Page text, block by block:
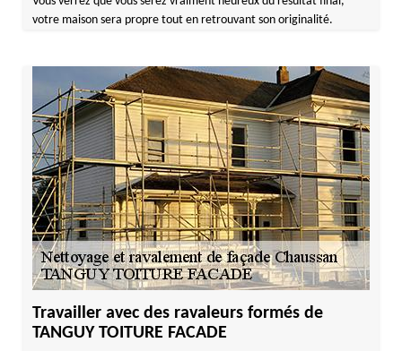
votre maison sera propre tout en retrouvant son originalité.
Travailler avec des ravaleurs formés de
TANGUY TOITURE FACADE